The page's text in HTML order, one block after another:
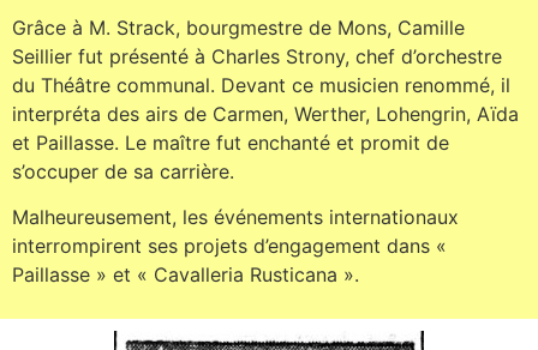
Grâce à M. Strack, bourgmestre de Mons, Camille
Seillier fut présenté à Charles Strony, chef d’orchestre
du Théâtre communal. Devant ce musicien renommé, il
interpréta des airs de Carmen, Werther, Lohengrin, Aïda
et Paillasse. Le maître fut enchanté et promit de
s’occuper de sa carrière.
Malheureusement, les événements internationaux
interrompirent ses projets d’engagement dans «
Paillasse » et « Cavalleria Rusticana ».